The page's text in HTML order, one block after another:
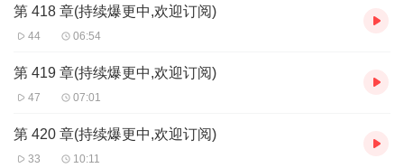
第 418 章(持续爆更中,欢迎订阅)
44 06:54
第 419 章(持续爆更中,欢迎订阅)
47 07:01
第 420 章(持续爆更中,欢迎订阅)
33 10:11